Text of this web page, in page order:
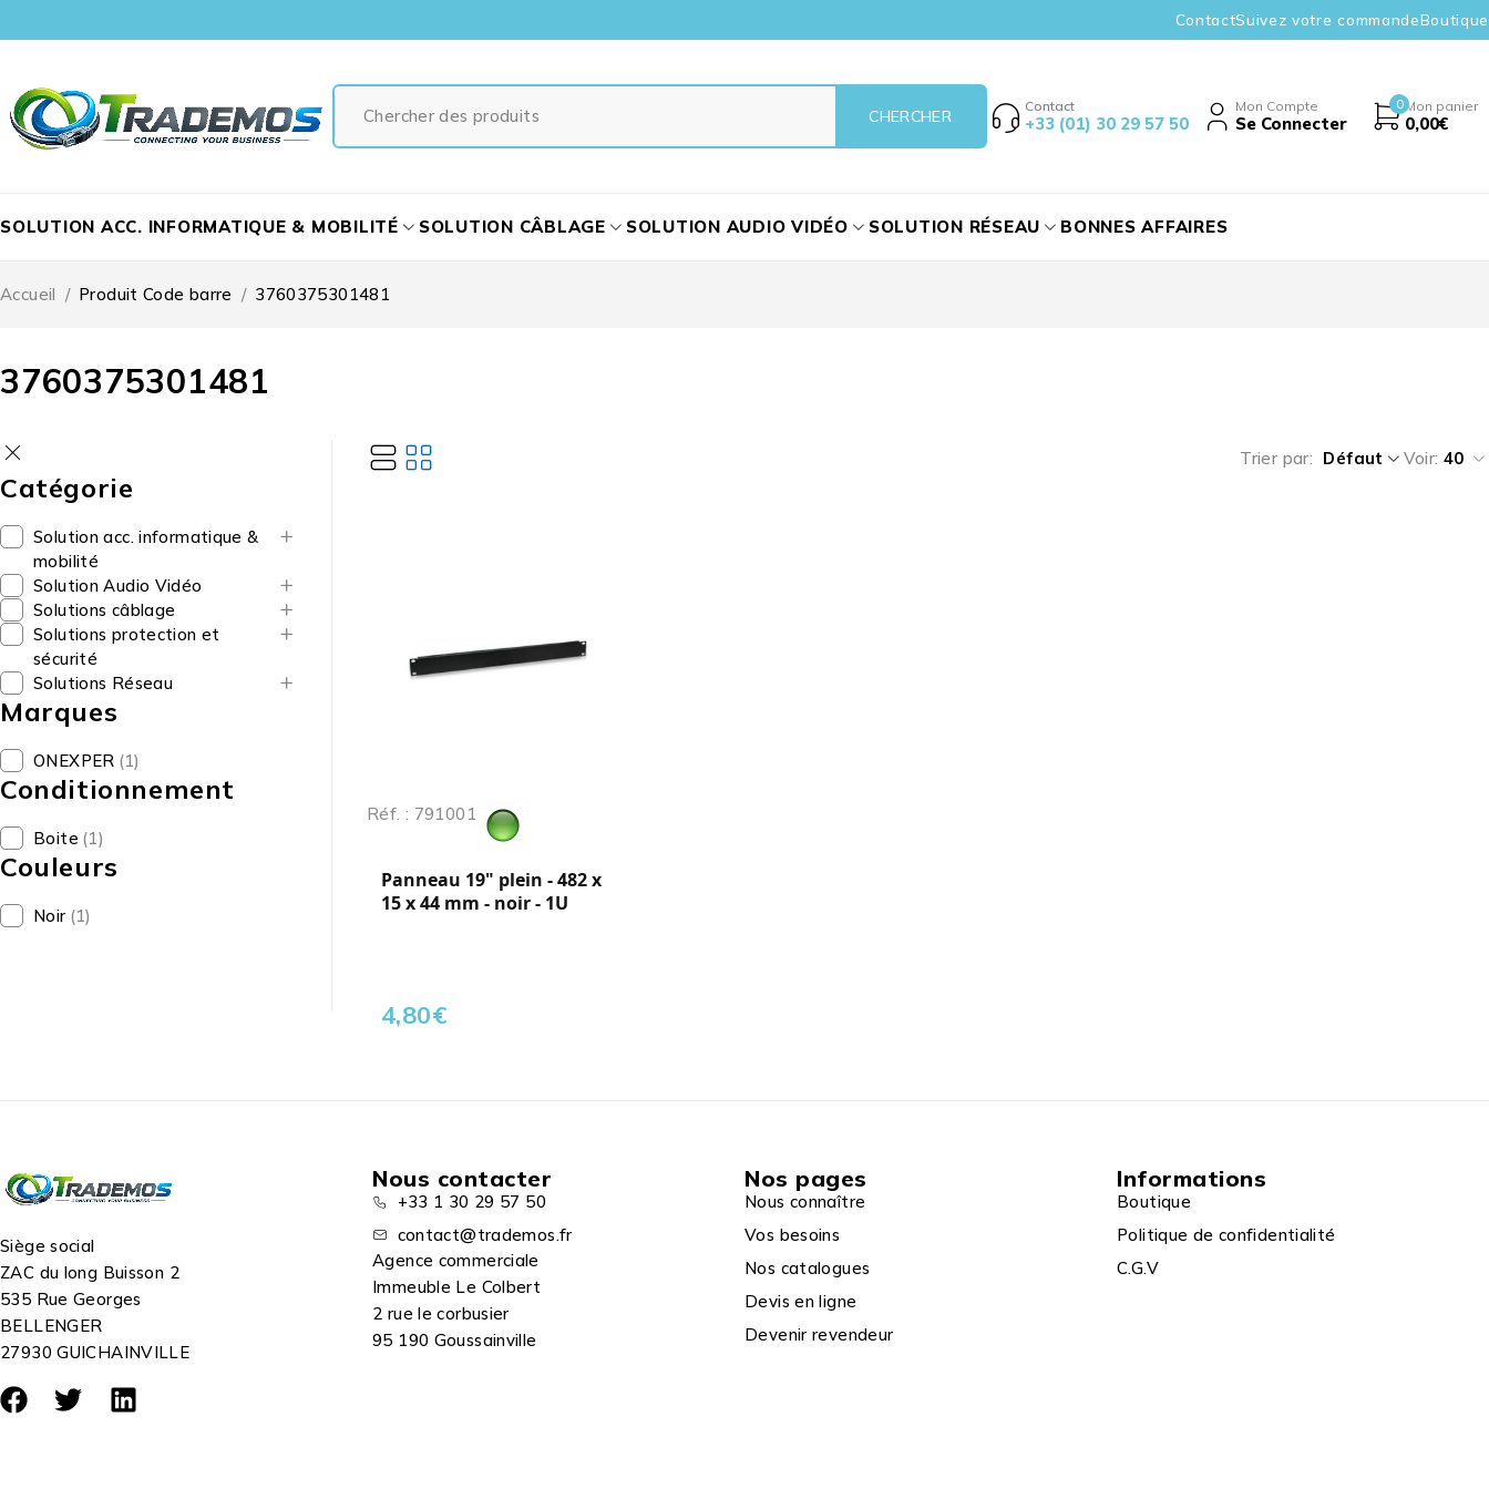
ContactSuivez votre commandeBoutique
Contact
+33 (01) 30 29 57 50
Mon Compte
Se Connecter
0 Mon panier
0,00€
SOLUTION ACC. INFORMATIQUE & MOBILITÉ SOLUTION CÂBLAGE SOLUTION AUDIO VIDÉO SOLUTION RÉSEAU BONNES AFFAIRES
3760375301481
Accueil / Produit Code barre / 3760375301481
Catégorie
Solution acc. informatique &
mobilité
Solution Audio Vidéo
Solutions câblage
Solutions protection et
sécurité
Solutions Réseau
Marques
ONEXPER (1)
Conditionnement
Boite (1)
Couleurs
Noir (1)
Trier par Défaut Voir: 40
Réf. : 791001
Panneau 19" plein - 482 x
15 x 44 mm - noir - 1U
4,80€
Siège social
ZAC du long Buisson 2
535 Rue Georges
BELLENGER
27930 GUICHAINVILLE
Nous contacter
+33 1 30 29 57 50
contact@trademos.fr
Agence commerciale
Immeuble Le Colbert
2 rue le corbusier
95 190 Goussainville
Nos pages
Nous connaître
Vos besoins
Nos catalogues
Devis en ligne
Devenir revendeur
Informations
Boutique
Politique de confidentialité
C.G.V